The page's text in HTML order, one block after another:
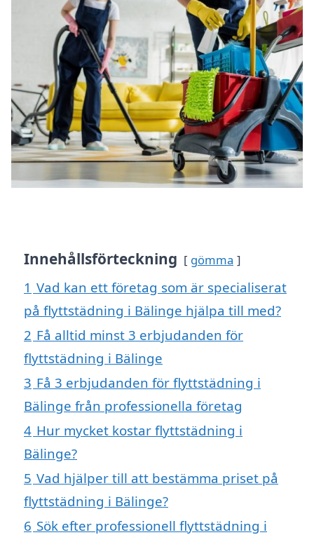
Innehållsförteckning gömma
1 Vad kan ett företag som är specialiserat
på flyttstädning i Bälinge hjälpa till med?
2 Få alltid minst 3 erbjudanden för
flyttstädning i Bälinge
3 Få 3 erbjudanden för flyttstädning i
Bälinge från professionella företag
4 Hur mycket kostar flyttstädning i
Bälinge?
5 Vad hjälper till att bestämma priset på
flyttstädning i Bälinge?
6 Sök efter professionell flyttstädning i